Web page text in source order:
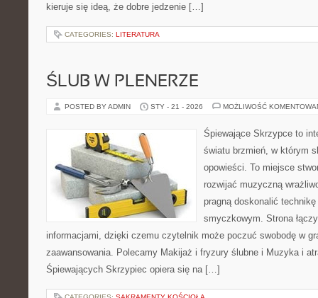
kieruje się ideą, że dobre jedzenie […]
CATEGORIES: LITERATURA
ŚLUB W PLENERZE
POSTED BY ADMIN STY - 21 - 2026 MOŻLIWOŚĆ
Śpiewające Skrzypce to
światu brzmień, w którym
opowieści. To miejsce
rozwijać muzyczną
pragną doskonalić
smyczkowym. Strona
informacjami, dzięki czemu czytelnik może poczuć swobodę w
zaawansowania. Polecamy Makijaż i fryzury ślubne i Muzyka i
Śpiewających Skrzypiec opiera się na […]